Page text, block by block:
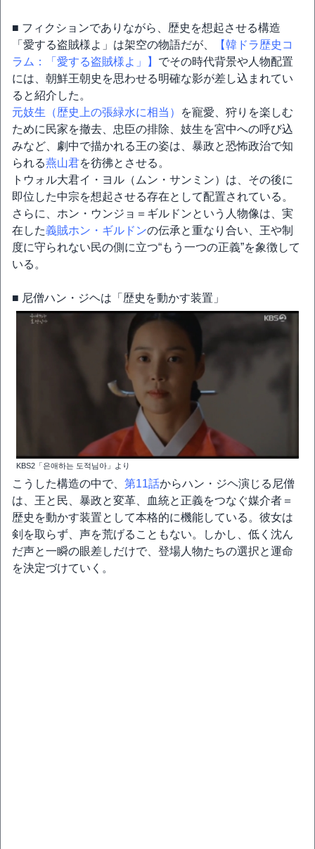
■ フィクションでありながら、歴史を想起させる構造
「愛する盗賊様よ」は架空の物語だが、
【韓ドラ歴史コ
ラム：「愛する盗賊様よ」】 でその時代背景や人物配置
には、朝鮮王朝史を思わせる明確な影が差し込まれてい
ると紹介した。
元妓生（歴史上の張緑水に相当）
を寵愛、狩りを楽しむ
ために民家を撤去、忠臣の排除、妓生を宮中への呼び込
みなど、劇中で描かれる王の姿は、暴政と恐怖政治で知
られる燕山君を彷彿とさせる。
トウォル大君イ・ヨル（ムン・サンミン）は、その後に
即位した中宗を想起させる存在として配置されている。
さらに、ホン・ウンジョ＝ギルドンという人物像は、実
在した義賊ホン・ギルドンの伝承と重なり合い、王や制
度に守られない民の側に立つ“もう一つの正義”を象徴して
いる。
■ 尼僧ハン・ジヘは「歴史を動かす装置」
KBS2「은애하는 도적님아」より
こうした構造の中で、 第11話からハン・ジヘ演じる尼僧
は、王と民、暴政と変革、血統と正義をつなぐ媒介者＝
歴史を動かす装置として本格的に機能している。彼女は
剣を取らず、声を荒げることもない。しかし、低く沈ん
だ声と一瞬の眼差しだけで、登場人物たちの選択と運命
を決定づけていく。